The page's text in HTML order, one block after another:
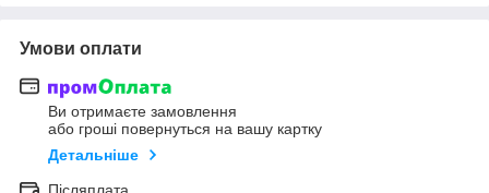
Умови оплати
Ви отримаєте замовлення
або гроші повернуться на вашу картку
Детальніше